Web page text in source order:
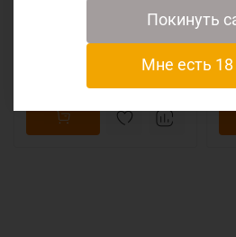
аккумулятор от компании LG сПокинуть
Мне есть 18